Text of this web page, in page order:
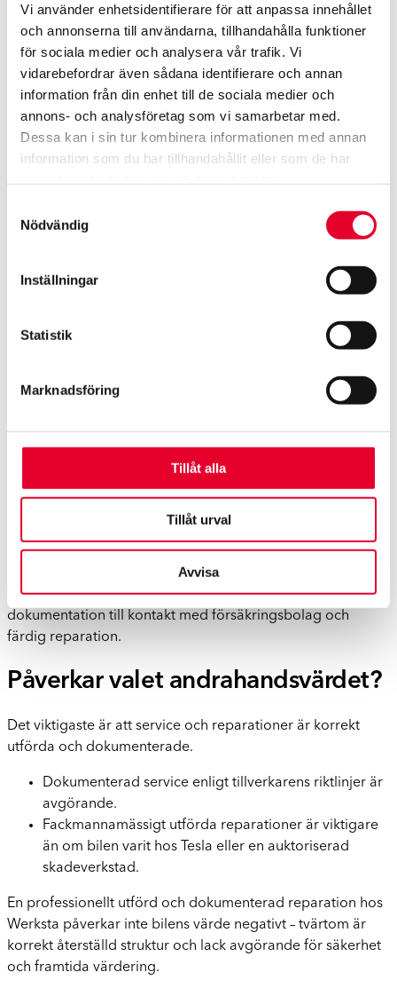
Vi använder enhetsidentifierare för att anpassa innehållet
och annonserna till användarna, tillhandahålla funktioner
för sociala medier och analysera vår trafik. Vi
vidarebefordrar även sådana identifierare och annan
information från din enhet till de sociala medier och
annons- och analysföretag som vi samarbetar med.
Dessa kan i sin tur kombinera informationen med annan
information som du har tillhandahållit eller som de har
Nödvändig
Inställningar
Statistik
Marknadsföring
Tillåt alla
Tillåt urval
Avvisa
Direktkontakt med försäkringsbolag
Smidig skadehantering från start till mål
Vid parkeringsskador eller försäkringsärenden kan det
innebära en snabbare och mer effektiv process.
När ska du välja Tesla Service
Center?
Problemet är mjukvarurelaterat
Du behöver avancerad diagnos av drivlina eller
Ärendet kräver direktkontakt med Tesla centralt
verkstad som Werksta bättre?
Du har fått en parkeringsskada eller krockskada
Försäkringsbolaget hänvisar dig till en skadeverkstad
Du behöver kaross- eller lackreparation
Du vill ha en lokal verkstad nära dig
Werksta hanterar hela kedjan – från skadebesiktning och
dokumentation till kontakt med försäkringsbolag och
färdig reparation.
Påverkar valet andrahandsvärdet?
Det viktigaste är att service och reparationer är korrekt
utförda och dokumenterade.
Dokumenterad service enligt tillverkarens riktlinjer är
avgörande.
Fackmannamässigt utförda reparationer är viktigare
än om bilen varit hos Tesla eller en auktoriserad
skadeverkstad.
En professionellt utförd och dokumenterad reparation hos
Werksta påverkar inte bilens värde negativt – tvärtom är
korrekt återställd struktur och lack avgörande för säkerhet
och framtida värdering.